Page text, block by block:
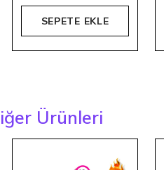
SEPETE EKLE
Ürünleri